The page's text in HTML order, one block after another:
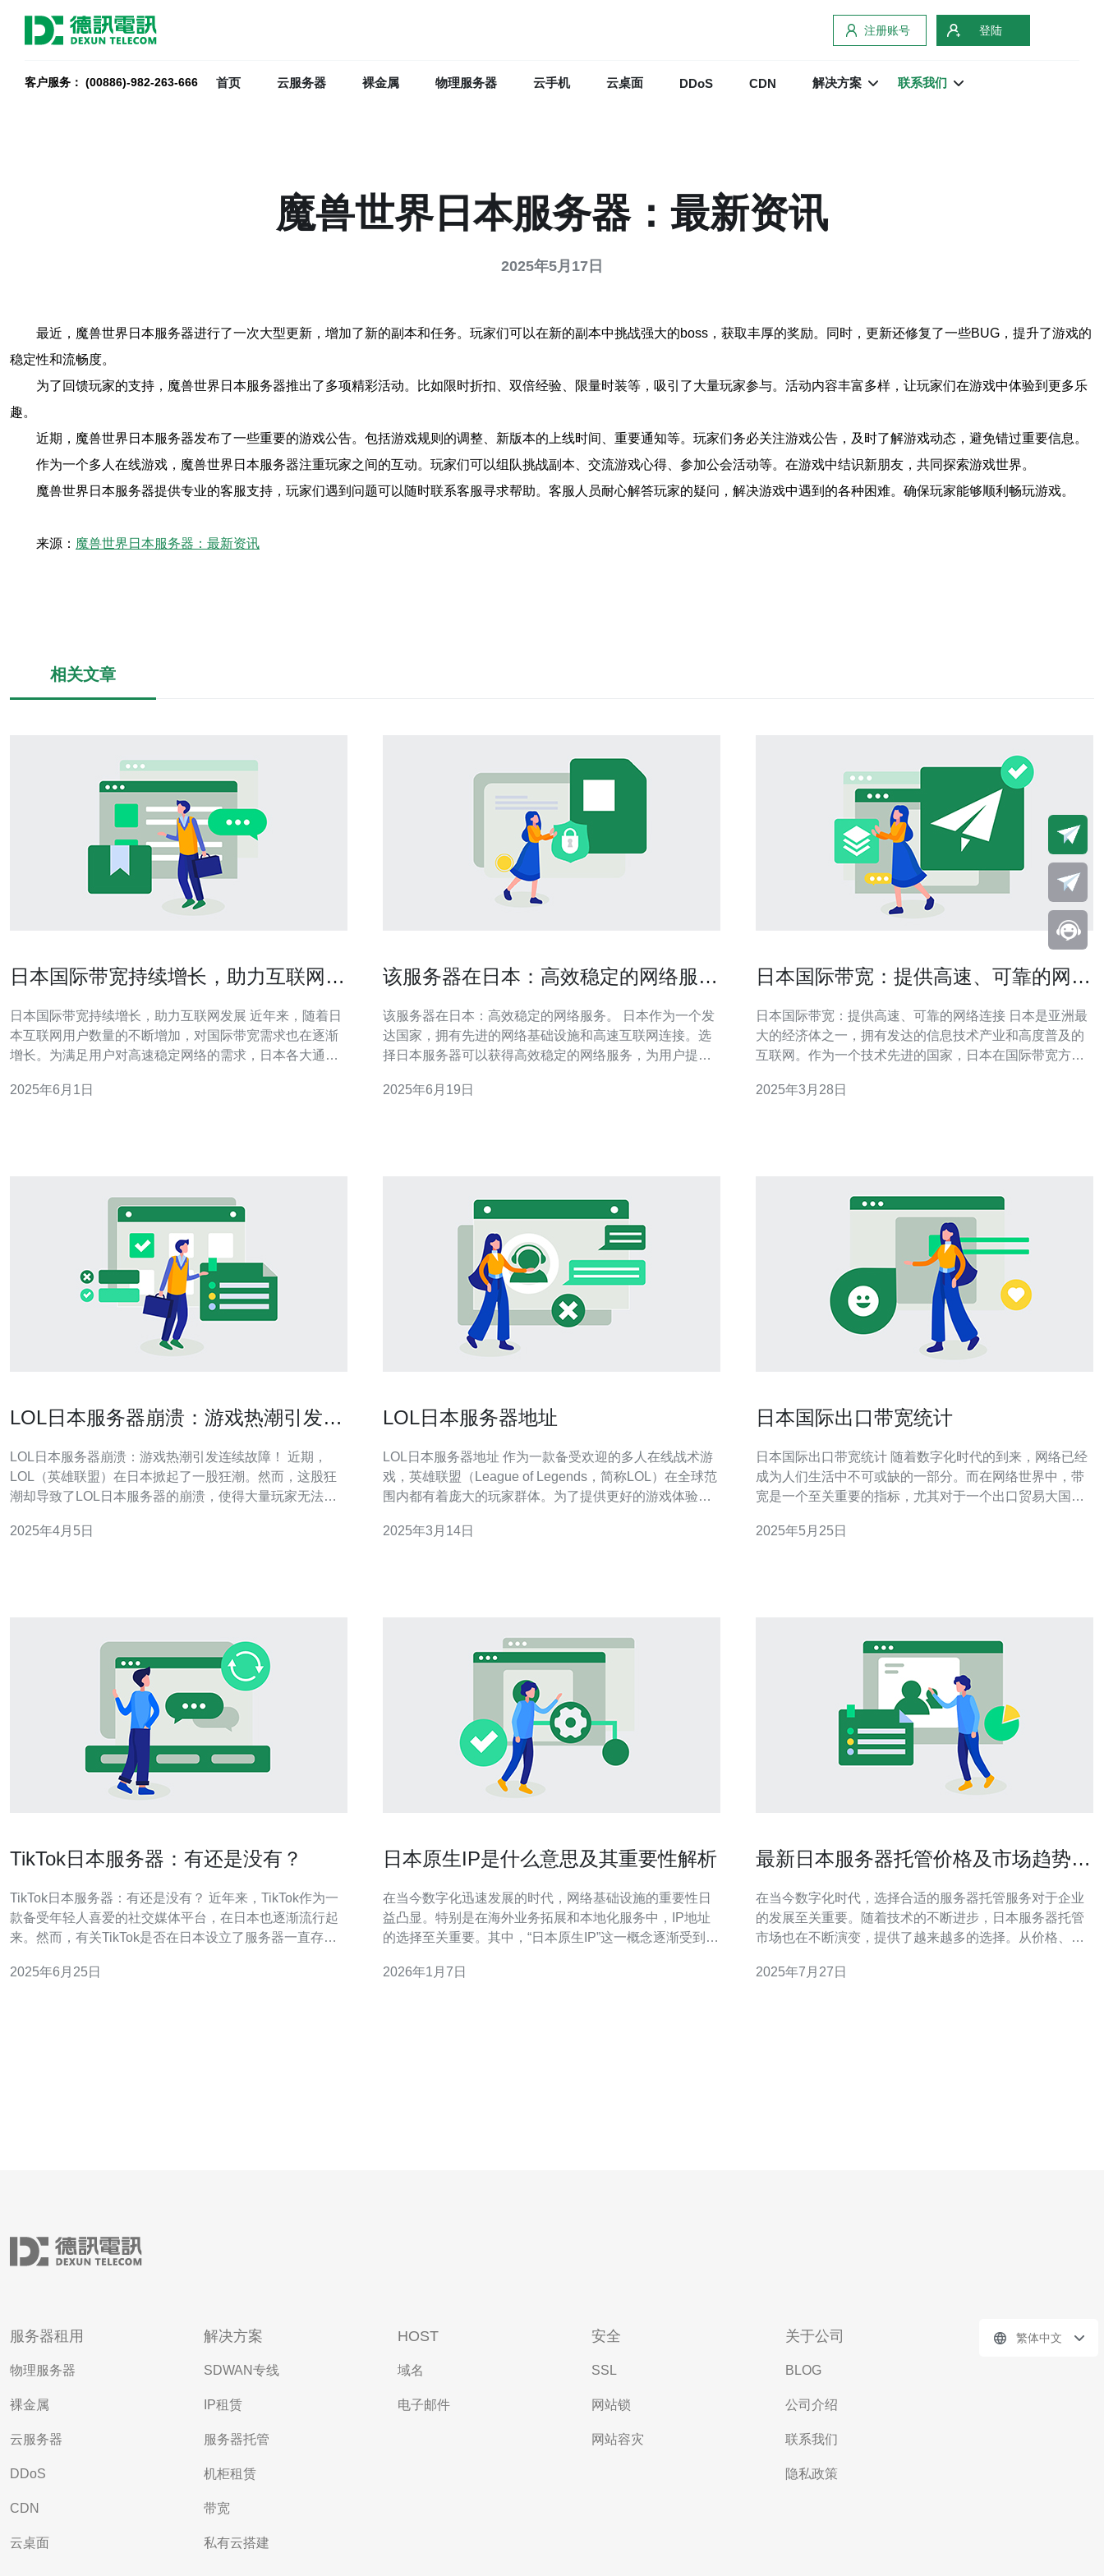
注册账号 登陆
客户服务： (00886)-982-263-666 首页 云服务器 裸金属 物理服务器 云手机 云桌面 DDoS CDN 解决方案 联系我们
魔兽世界日本服务器：最新资讯
2025年5月17日
最近，魔兽世界日本服务器进行了一次大型更新，增加了新的副本和任务。玩家们可以在新的副本中挑战强大的boss，获取丰厚的奖励。同时，更新还修复了一些BUG，提升了游戏的
稳定性和流畅度。
为了回馈玩家的支持，魔兽世界日本服务器推出了多项精彩活动。比如限时折扣、双倍经验、限量时装等，吸引了大量玩家参与。活动内容丰富多样，让玩家们在游戏中体验到更多乐
趣。
近期，魔兽世界日本服务器发布了一些重要的游戏公告。包括游戏规则的调整、新版本的上线时间、重要通知等。玩家们务必关注游戏公告，及时了解游戏动态，避免错过重要信息。
作为一个多人在线游戏，魔兽世界日本服务器注重玩家之间的互动。玩家们可以组队挑战副本、交流游戏心得、参加公会活动等。在游戏中结识新朋友，共同探索游戏世界。
魔兽世界日本服务器提供专业的客服支持，玩家们遇到问题可以随时联系客服寻求帮助。客服人员耐心解答玩家的疑问，解决游戏中遇到的各种困难。确保玩家能够顺利畅玩游戏。
来源： 魔兽世界日本服务器：最新资讯
相关文章
日本国际带宽持续增长，助力互联网发
日本国际带宽持续增长，助力互联网发展 近年来，随着日
本互联网用户数量的不断增加，对国际带宽需求也在逐渐
增长。为满足用户对高速稳定网络的需求，日本各大通信
围和提升网络速度。 目前，日本国际带宽已经进入了一个
2025年6月1日
该服务器在日本：高效稳定的网络服
该服务器在日本：高效稳定的网络服务。 日本作为一个发
达国家，拥有先进的网络基础设施和高速互联网连接。选
择日本服务器可以获得高效稳定的网络服务，为用户提供
定：日本服务器运行稳定，保障网站持续运行。 快速连
2025年6月19日
日本国际带宽：提供高速、可靠的网络
日本国际带宽：提供高速、可靠的网络连接 日本是亚洲最
大的经济体之一，拥有发达的信息技术产业和高度普及的
互联网。作为一个技术先进的国家，日本在国际带宽方面
其在提供高速、可靠的网络连接方面的优势。 日本国际带
2025年3月28日
LOL日本服务器崩溃：游戏热潮引发连
LOL日本服务器崩溃：游戏热潮引发连续故障！ 近期，
LOL（英雄联盟）在日本掀起了一股狂潮。然而，这股狂
潮却导致了LOL日本服务器的崩溃，使得大量玩家无法正
一款多人在线游戏，拥有庞大的玩家群体。最近，由
2025年4月5日
LOL日本服务器地址
LOL日本服务器地址 作为一款备受欢迎的多人在线战术游
戏，英雄联盟（League of Legends，简称LOL）在全球范
围内都有着庞大的玩家群体。为了提供更好的游戏体验，
器。本文将为您介绍LOL日本服务器的地址以及相关信
2025年3月14日
日本国际出口带宽统计
日本国际出口带宽统计 随着数字化时代的到来，网络已经
成为人们生活中不可或缺的一部分。而在网络世界中，带
宽是一个至关重要的指标，尤其对于一个出口贸易大国如
计数据显示，日本是亚洲最大的出口带宽市场之一。日本
2025年5月25日
TikTok日本服务器：有还是没有？
TikTok日本服务器：有还是没有？ 近年来，TikTok作为一
款备受年轻人喜爱的社交媒体平台，在日本也逐渐流行起
来。然而，有关TikTok是否在日本设立了服务器一直存在
器，以提供更快速、更稳定的服务。 TikTok在日本的用户
2025年6月25日
日本原生IP是什么意思及其重要性解析
在当今数字化迅速发展的时代，网络基础设施的重要性日
益凸显。特别是在海外业务拓展和本地化服务中，IP地址
的选择至关重要。其中，“日本原生IP”这一概念逐渐受到企
在技术领域中又有何重要性呢？本文将对此进行详细解
2026年1月7日
最新日本服务器托管价格及市场趋势分
在当今数字化时代，选择合适的服务器托管服务对于企业
的发展至关重要。随着技术的不断进步，日本服务器托管
市场也在不断演变，提供了越来越多的选择。从价格、性
入探讨日本服务器托管的最新价格、最佳选择以及最便宜
2025年7月27日
服务器租用
物理服务器
裸金属
云服务器
DDoS
CDN
云桌面
解决方案
SDWAN专线
IP租赁
服务器托管
机柜租赁
带宽
私有云搭建
HOST
域名
电子邮件
安全
SSL
网站锁
网站容灾
关于公司
BLOG
公司介绍
联系我们
隐私政策
繁体中文